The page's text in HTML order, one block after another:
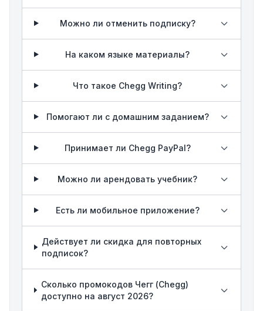
Можно ли отменить подписку?
На каком языке материалы?
Что такое Chegg Writing?
Помогают ли с домашним заданием?
Принимает ли Chegg PayPal?
Можно ли арендовать учебник?
Есть ли мобильное приложение?
Действует ли скидка для повторных
подписок?
Сколько промокодов Чегг (Chegg)
доступно на август 2026?